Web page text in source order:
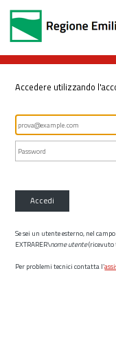
Accedere utilizzando
Accedi
Se sei un utente esterno, nel
EXTRARER\nome utente
Per problemi tecnici contatta l’